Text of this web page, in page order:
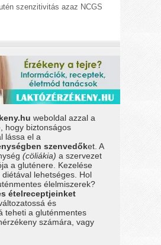
szenzitivitás azaz NCGS
weboldal azzal a
hogy biztonságos
lássa el a
szenvedőket. A
(cöliákia) a szervezet
a gluténere. Kezelése
lehetséges. Hol
élelmiszerek?
ételreceptjeinket
és
teheti a gluténmentes
számára, vagy